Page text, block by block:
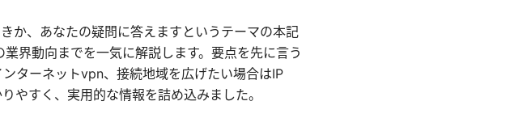
か、あなたの疑問に答えますというテーマの本記
界動向までを一気に解説します。要点を先に言う
ターネットvpn、接続地域を広げたい場合はIP
やすく、実用的な情報を詰め込みました。